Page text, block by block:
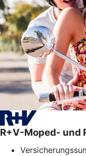
R+V-Moped- und